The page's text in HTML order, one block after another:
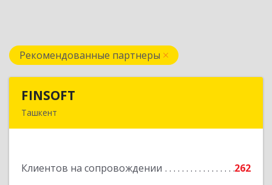
Рекомендованные партнеры
FINSOFT
Ташкент
Клиентов на сопровождении 262